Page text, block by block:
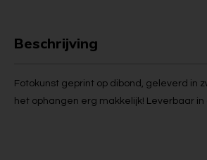
Beschrijving
Fotokunst geprint op dibond, geleverd in
het ophangen erg makkelijk! Leverbaar